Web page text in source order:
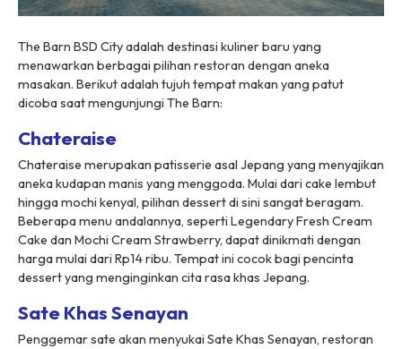
The Barn BSD City adalah destinasi kuliner baru yang
menawarkan berbagai pilihan restoran dengan aneka
masakan. Berikut adalah tujuh tempat makan yang patut
dicoba saat mengunjungi The Barn:
Chateraise
Chateraise merupakan patisserie asal Jepang yang menyajikan
aneka kudapan manis yang menggoda. Mulai dari cake lembut
hingga mochi kenyal, pilihan dessert di sini sangat beragam.
Beberapa menu andalannya, seperti Legendary Fresh Cream
Cake dan Mochi Cream Strawberry, dapat dinikmati dengan
harga mulai dari Rp14 ribu. Tempat ini cocok bagi pencinta
dessert yang menginginkan cita rasa khas Jepang.
Sate Khas Senayan
Penggemar sate akan menyukai Sate Khas Senayan, restoran